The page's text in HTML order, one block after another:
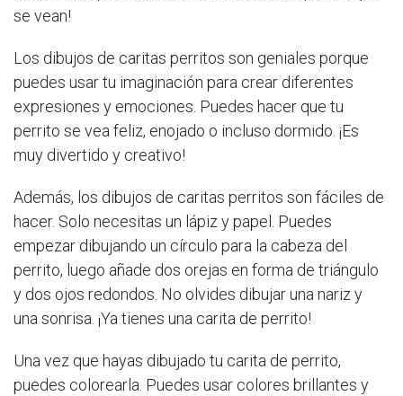
se vean!
Los dibujos de caritas perritos son geniales porque
puedes usar tu imaginación para crear diferentes
expresiones y emociones. Puedes hacer que tu
perrito se vea feliz, enojado o incluso dormido. ¡Es
muy divertido y creativo!
Además, los dibujos de caritas perritos son fáciles de
hacer. Solo necesitas un lápiz y papel. Puedes
empezar dibujando un círculo para la cabeza del
perrito, luego añade dos orejas en forma de triángulo
y dos ojos redondos. No olvides dibujar una nariz y
una sonrisa. ¡Ya tienes una carita de perrito!
Una vez que hayas dibujado tu carita de perrito,
puedes colorearla. Puedes usar colores brillantes y